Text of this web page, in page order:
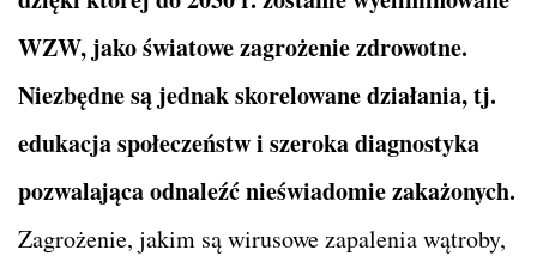
WZW, jako światowe zagrożenie zdrowotne.
Niezbędne są jednak skorelowane działania, tj.
edukacja społeczeństw i szeroka diagnostyka
pozwalająca odnaleźć nieświadomie zakażonych.
Zagrożenie, jakim są wirusowe zapalenia wątroby,